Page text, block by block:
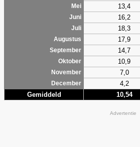
Mei 13,4
Juni 16,2
Juli 18,3
Augustus
17,9
September
14,7
Oktober
10,9
November
7,0
December
4,2
Gemiddeld 10,54
Advertentie